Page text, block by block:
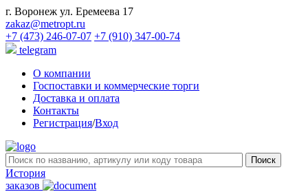
г. Воронеж ул. Еремеева 17
zakaz@metropt.ru
+7 (473) 246-07-07 +7 (910) 347-00-74
telegram
О компании
Госпоставки и коммерческие торги
Доставка и оплата
Контакты
Регистрация/Вход
История
заказов